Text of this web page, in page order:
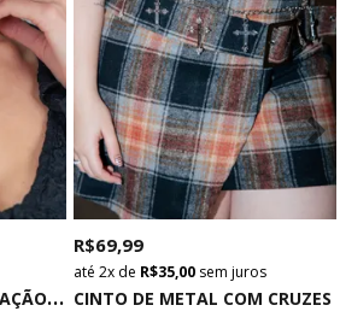
C
OLAR CHOKER DE CORAÇÃO PRATA CINTO DE METAL COM CRUZES
R$ 69,99
2x de R$ 35,00 sem juros